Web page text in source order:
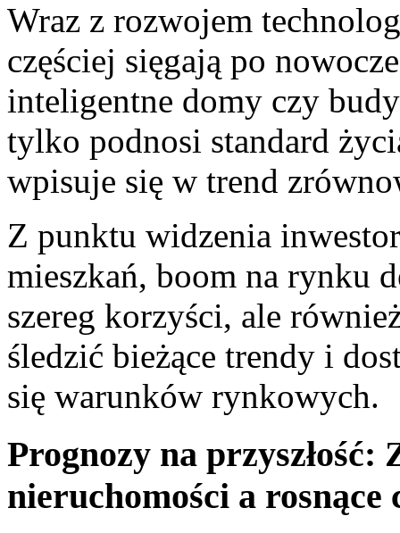
Wraz z rozwojem
częściej sięgają po
inteligentne domy⁢ czy
tylko podnosi standard
wpisuje ‌się ⁣w trend
Z punktu⁤ widzenia
mieszkań, boom na rynku
szereg korzyści, ale
śledzić bieżące trendy i
się warunków rynkowych.
Prognozy na przyszłość:
nieruchomości a rosnące